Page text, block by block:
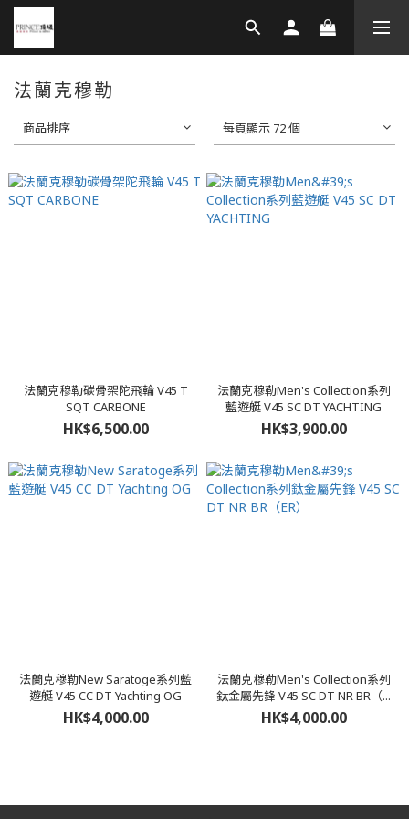
法蘭克穆勒
商品排序 每頁顯示 72 個
法蘭克穆勒碳骨架陀飛輪 V45 T
SQT CARBONE
HK$6,500.00
法蘭克穆勒Men's Collection系列
藍遊艇 V45 SC DT YACHTING
HK$3,900.00
法蘭克穆勒New Saratoge系列藍
遊艇 V45 CC DT Yachting OG
HK$4,000.00
法蘭克穆勒Men's Collection系列
鈦金屬先鋒 V45 SC DT NR BR（...
HK$4,000.00